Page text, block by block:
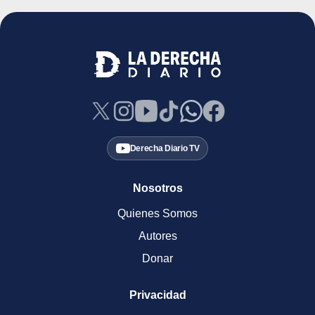
Derecha Diario TV
Nosotros
Quienes Somos
Autores
Donar
Privacidad